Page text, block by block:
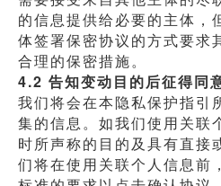
的信息提供给必要的主体，
体签署保密协议的方式要求
合理的保密措施。
4.2 告知变动目的后征得同
我们将会在本隐私保护指引
集的信息。如我们使用关联
时所声称的目的及具有直接
们将在使用关联个人信息前